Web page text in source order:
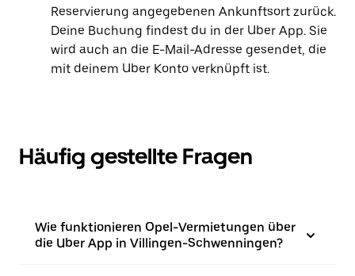
Reservierung angegebenen Ankunftsort zurück.
Deine Buchung findest du in der Uber App. Sie
wird auch an die E-Mail-Adresse gesendet, die
mit deinem Uber Konto verknüpft ist.
Häufig gestellte Fragen
Wie funktionieren Opel-Vermietungen über
die Uber App in Villingen-Schwenningen?